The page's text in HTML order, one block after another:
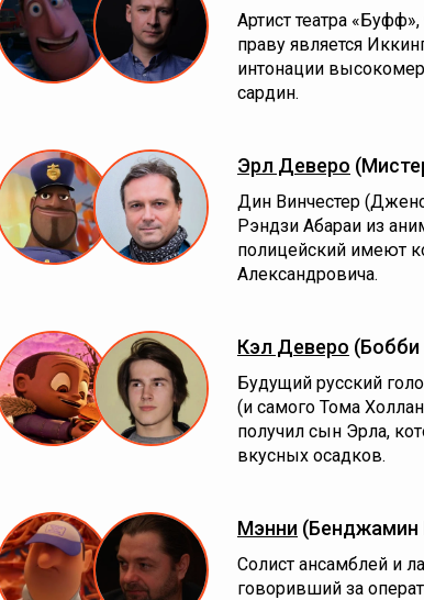
Артист театра
праву является
интонации
сардин.
Эрл Деверо
Дин Винчестер
Рэндзи Абараи из
полицейский имеют
Александровича.
Кэл Деверо
Будущий русский
(и самого Тома
получил сын Эрла,
вкусных осадков.
Мэнни (Бенджамин
Солист ансамблей и
говоривший за